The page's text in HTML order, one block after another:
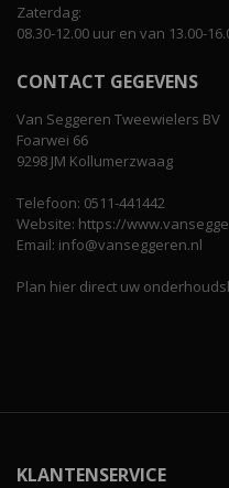
Zaterdag:
08.30-12.00 uur en van 13.00-
CONTACT GEGEVENS
Van Seggeren Tweewielers BV
Foarwei 66
9298 JM Kollumerzwaag
Telefoon: 0511-441442
Website: https://
Email: info@vanseggeren.nl
Plan hier direct uw
KLANTENSERVICE